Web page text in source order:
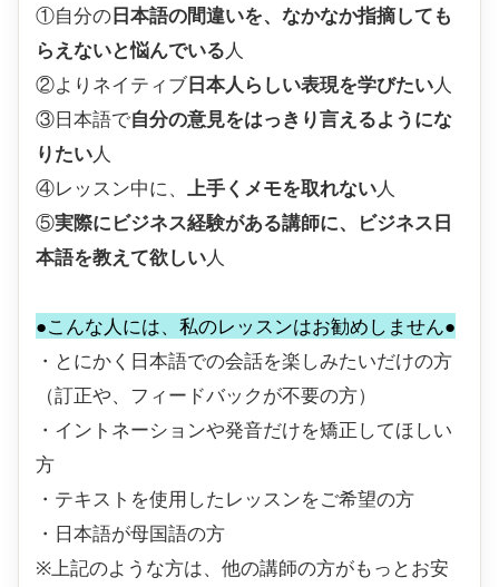
①自分の日本語の間違いを、なかなか指摘しても
らえないと悩んでいる 人
②よりネイティブ日本人らしい表現を学びたい人
③日本語で自分の意見をはっきり言えるようにな
りたい人
④レッスン中に、
上手くメモを取れない人
⑤実際にビジネス経験がある講師に、
ビジネス日
本語を教えて欲しい人
●こんな人には、私のレッスンはお勧めしません●
・とにかく日本語での会話を楽しみたいだけの方
（訂正や、フィードバックが不要の方）
・イントネーションや発音だけを矯正してほしい
方
・テキストを使用したレッスンをご希望の方
・日本語が母国語の方
※上記のような方は、他の講師の方がもっとお安